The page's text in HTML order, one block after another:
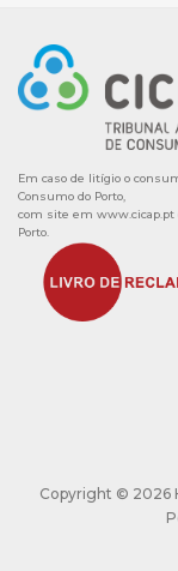
Em caso de litígio o
Consumo do Porto,
com site em www.cicap.pt
Porto.
Copyright © 2026